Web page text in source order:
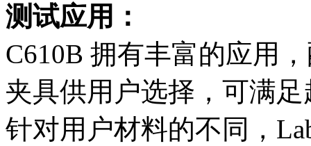
测试应用：
C610B 拥有丰富的应用
夹具供用户选择，可满
针对用户材料的不同，